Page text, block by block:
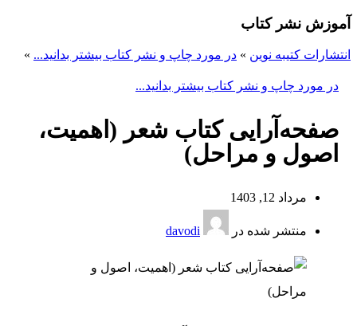
آموزش نشر کتاب
انتشارات کتیبه نوین » در مورد چاپ و نشر کتاب بیشتر بدانید... »
در مورد چاپ و نشر کتاب بیشتر بدانید...
صفحه‌آرایی کتاب شعر (اهمیت،
اصول و مراحل)
مرداد 12, 1403
منتشر شده در davodi